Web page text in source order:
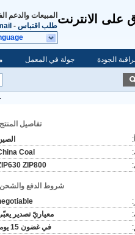
الانترنت المبيعات والدعم
طلب اقتباس -
جولة في المعمل الجودة
تفاصيل
Coal
ZIP800
شروط الدفع
معياريّ تصدير
في غضون 15 يوما